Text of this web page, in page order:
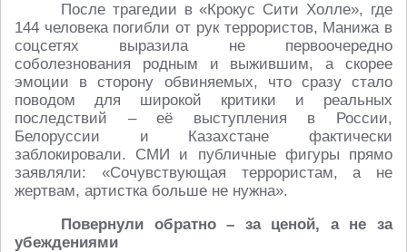
После трагедии в «Крокус Сити Холле», где
144 человека погибли от рук террористов, Манижа в
соцсетях выразила не первоочередно
соболезнования родным и выжившим, а скорее
эмоции в сторону обвиняемых, что сразу стало
поводом для широкой критики и реальных
последствий – её выступления в России,
Белоруссии и Казахстане фактически
заблокировали. СМИ и публичные фигуры прямо
заявляли: «Сочувствующая террористам, а не
жертвам, артистка больше не нужна».
Повернули обратно – за ценой, а не за
убеждениями